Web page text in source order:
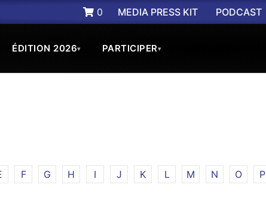
0 MEDIA PRESS KIT PODCAST
ÉDITION 2026▾ PARTICIPER▾
F G H I J K L M N O P